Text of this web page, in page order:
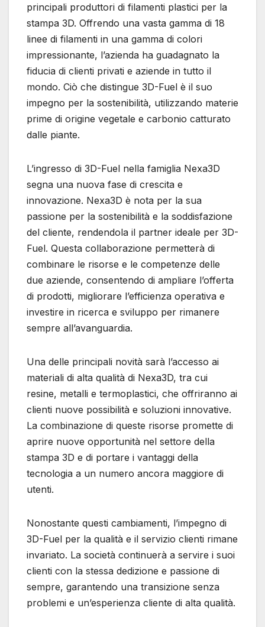
principali produttori di filamenti plastici per la
stampa 3D. Offrendo una vasta gamma di 18
linee di filamenti in una gamma di colori
impressionante, l’azienda ha guadagnato la
fiducia di clienti privati e aziende in tutto il
mondo. Ciò che distingue 3D-Fuel è il suo
impegno per la sostenibilità, utilizzando materie
prime di origine vegetale e carbonio catturato
dalle piante.
L’ingresso di 3D-Fuel nella famiglia Nexa3D
segna una nuova fase di crescita e
innovazione. Nexa3D è nota per la sua
passione per la sostenibilità e la soddisfazione
del cliente, rendendola il partner ideale per 3D-
Fuel. Questa collaborazione permetterà di
combinare le risorse e le competenze delle
due aziende, consentendo di ampliare l’offerta
di prodotti, migliorare l’efficienza operativa e
investire in ricerca e sviluppo per rimanere
sempre all’avanguardia.
Una delle principali novità sarà l’accesso ai
materiali di alta qualità di Nexa3D, tra cui
resine, metalli e termoplastici, che offriranno ai
clienti nuove possibilità e soluzioni innovative.
La combinazione di queste risorse promette di
aprire nuove opportunità nel settore della
stampa 3D e di portare i vantaggi della
tecnologia a un numero ancora maggiore di
utenti.
Nonostante questi cambiamenti, l’impegno di
3D-Fuel per la qualità e il servizio clienti rimane
invariato. La società continuerà a servire i suoi
clienti con la stessa dedizione e passione di
sempre, garantendo una transizione senza
problemi e un’esperienza cliente di alta qualità.